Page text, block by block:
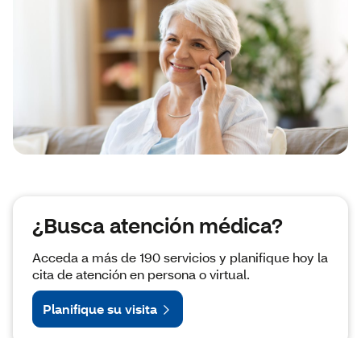
¿Busca atención médica?
Acceda a más de 190 servicios y planifique hoy la
cita de atención en persona o virtual.
Planifique su visita